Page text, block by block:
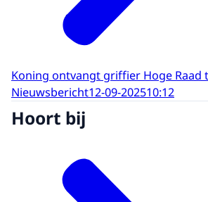
Koning ontvangt griffier Hoge Raad
Nieuwsbericht12-09-202510:12
Hoort bij